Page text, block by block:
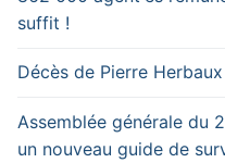
suffit !
Décès de Pierre Herbaux
Assemblée générale du
un nouveau guide de